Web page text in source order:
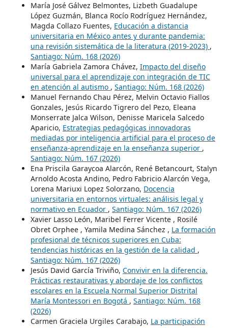
María José Gálvez Belmontes, Lizbeth Guadalupe
López Guzmán, Blanca Rocío Rodríguez Hernández,
Magda Collazo Fuentes, Educación a distancia
universitaria en México antes y durante pandemia:
una revisión sistemática de la literatura (2019-2023) ,
Santiago: Núm. 168 (2026)
María Gabriela Zamora Chávez, Impacto del diseño
universal para el aprendizaje con integración de TIC
en atención al autismo , Santiago: Núm. 168 (2026)
Manuel Fernando Chau Pérez, Melvin Octavio Fiallos
Gonzales, Jesús Ricardo Tigrero del Pezo, Eleana
Monserrate Jalca Wilson, Denisse Maricela Salcedo
Aparicio, Estrategias pedagógicas innovadoras
mediadas por inteligencia artificial para el proceso de
enseñanza-aprendizaje en la enseñanza superior ,
Santiago: Núm. 167 (2026)
Ena Priscila Garaycoa Alarcón, René Betancourt, Stalyn
Arnoldo Acosta Andino, Pedro Fabricio Alarcón Vega,
Lorena Mariuxi Lopez Solorzano, Docencia
universitaria en entornos virtuales: análisis legal y
normativo en Ecuador , Santiago: Núm. 167 (2026)
Xavier Lasso León, Maribel Ferrer Vicente , Rosilé
Obret Orphee , Yamila Medina Sánchez , La formación
profesional de técnicos superiores en Cuba:
tendencias históricas en la gestión de la calidad ,
Santiago: Núm. 167 (2026)
Jesús David García Triviño, Convivir en la diferencia.
Prácticas restaurativas y abordaje de los conflictos
escolares en la Escuela Normal Superior Distrital
María Montessori en Bogotá , Santiago: Núm. 168
(2026)
Carmen Graciela Urgiles Carabajo, La participación